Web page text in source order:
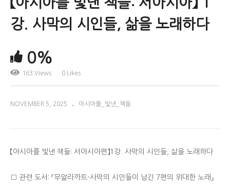
강. 사막의 시인들, 삶을 노래하다
0%
163 Views 0 Likes
NOVEMBER 5, 2025 아시아를_빛낸_책들
【아시아를 빛낸 책들: 서아시아편】1강. 사막의 시인들, 삶을 노래하다
□ 관련 도서: 『무알라까트-사막의 시인들이 남긴 7편의 위대한 노래』